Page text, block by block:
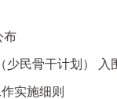
布
少民骨干计划） 入
实施细则